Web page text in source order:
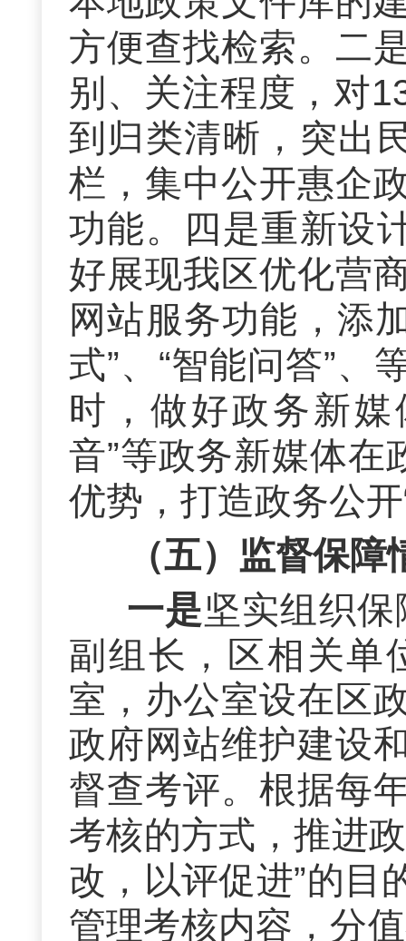
方便查找检索。二
别、关注程度，对
到归类清晰，突出
栏，集中公开惠企
功能。四是重新设
好展现我区优化营
网站服务功能，添
式”、“智能问答”、
时， 做好政务新媒
音”等政务新媒体在
优势， 打造政务公开
（五）监督保障
一是坚实组织保
副组长 ，区相关
室，办公室设在区
政府网站维护建设
督查考评。 根据每
考核的方式，推进
改，以评促进”的目
管理考核内容，分